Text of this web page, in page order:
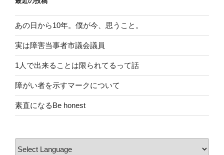
あの日から10年。僕が今、思うこと。
実は障害当事者市議会議員
1人で出来ることは限られてるって話
障がい者を示すマークについて
素直になるBe honest